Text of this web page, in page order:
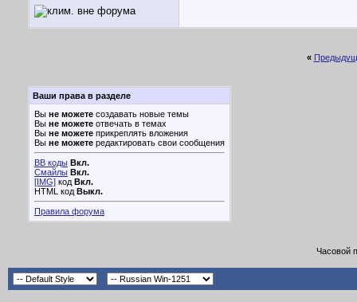
«
Ваши права в разделе
Вы не можете создавать новые темы
Вы не можете отвечать в темах
Вы не можете прикреплять вложения
Вы не можете редактировать свои сообщения
BB коды Вкл.
Смайлы Вкл.
[IMG] код Вкл.
HTML код Выкл.
Правила форума
Часовой